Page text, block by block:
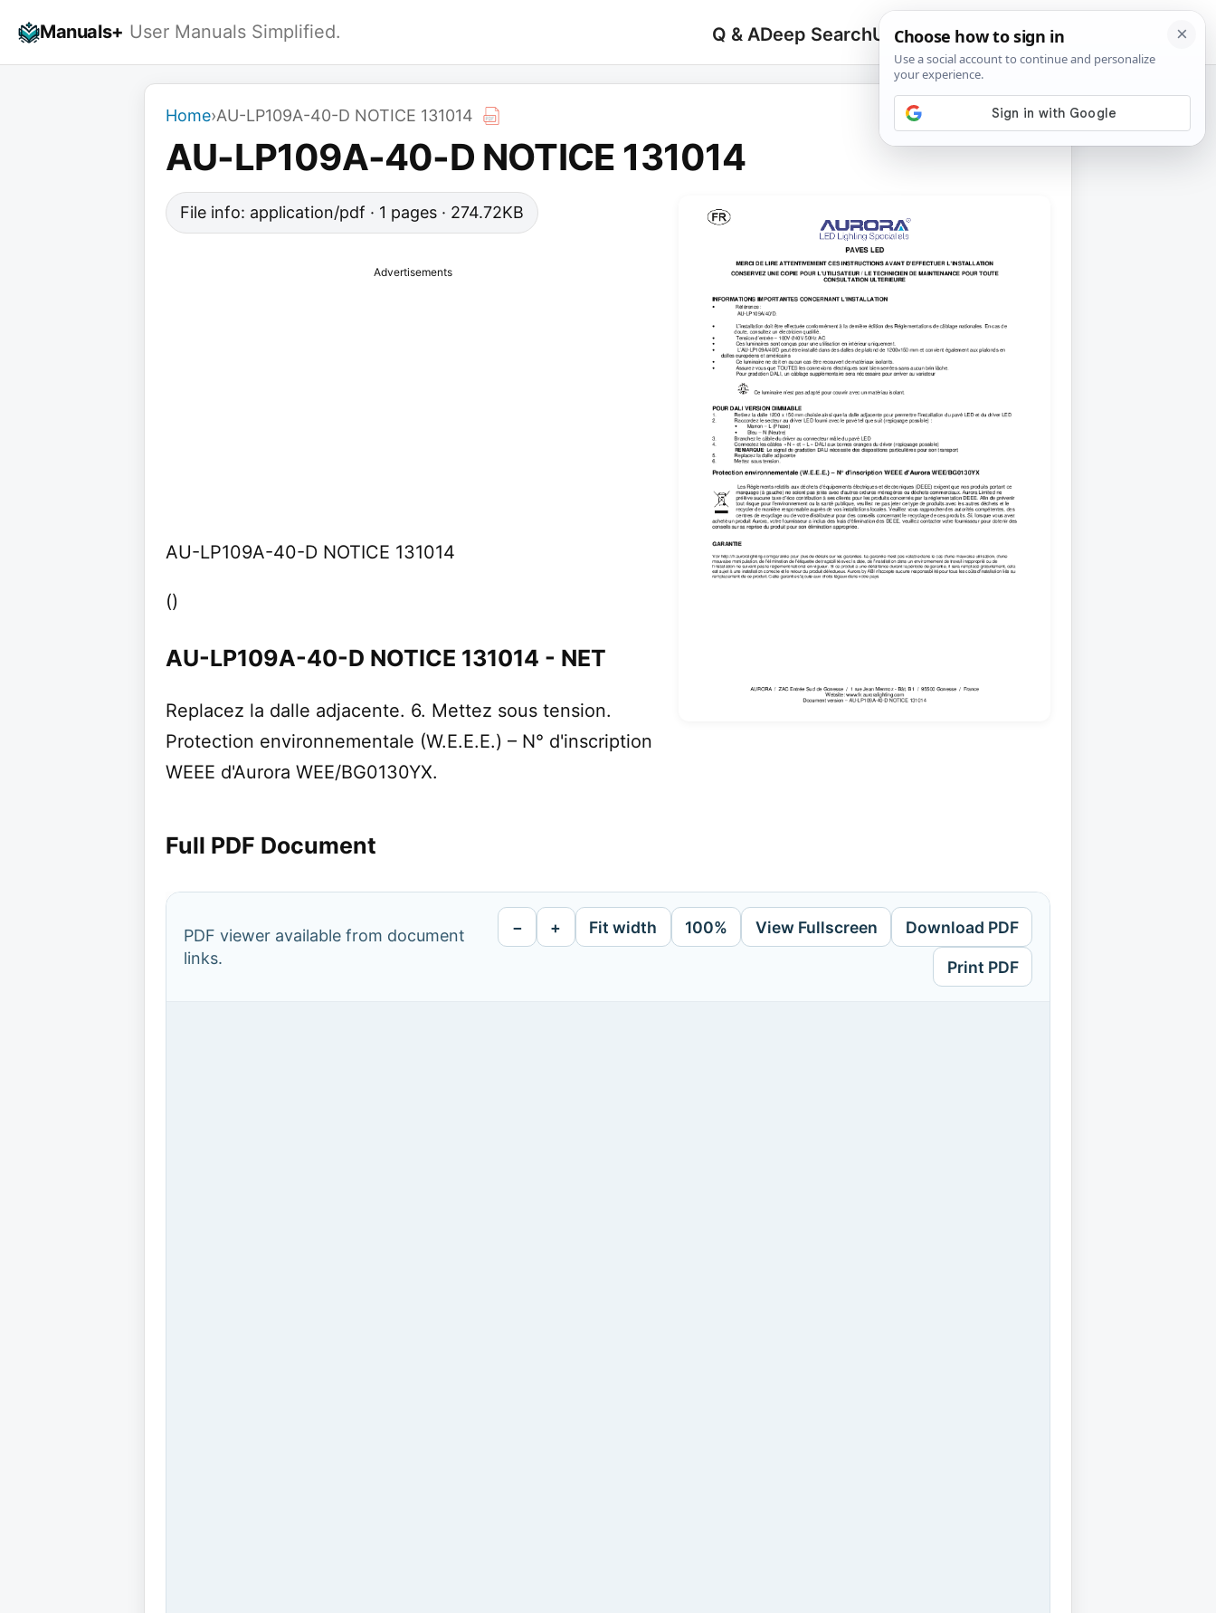
Manuals+ User Manuals Simplified. Q & ADeep SearchUpload
Search
for:
🔍
Home›AU-LP109A-40-D NOTICE 131014
AU-LP109A-40-D NOTICE 131014
File info: application/pdf · 1 pages · 274.72KB
Advertisements
AU-LP109A-40-D NOTICE 131014
()
AU-LP109A-40-D NOTICE 131014 - NET
Replacez la dalle adjacente. 6. Mettez sous tension.
Protection environnementale (W.E.E.E.) – N° d'inscription
WEEE d'Aurora WEE/BG0130YX.
Full PDF Document
PDF viewer available from document
links.
− + Fit width 100% View Fullscreen Download PDF
Print PDF